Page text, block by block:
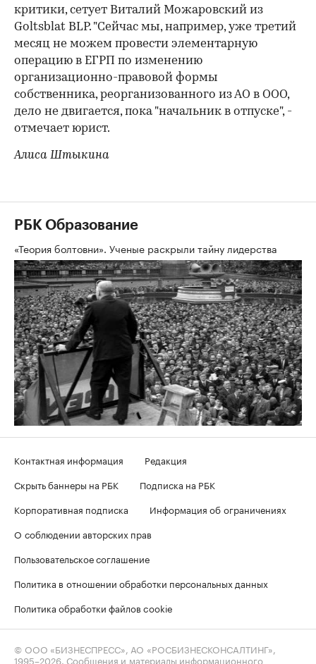
критики, сетует Виталий Можаровский из
Goltsblat BLP. "Сейчас мы, например, уже третий
месяц не можем провести элементарную
операцию в ЕГРП по изменению
организационно-правовой формы
собственника, реорганизованного из АО в ООО,
дело не двигается, пока "начальник в отпуске", -
отмечает юрист.
Алиса Штыкина
РБК Образование
«Теория болтовни». Ученые раскрыли тайну лидерства
Контактная информация
Редакция
Скрыть баннеры на РБК
Подписка на РБК
Корпоративная подписка
Информация об ограничениях
О соблюдении авторских прав
Пользовательское соглашение
Политика в отношении обработки персональных данных
Политика обработки файлов cookie
© ООО «БИЗНЕСПРЕСС», АО «РОСБИЗНЕСКОНСАЛТИНГ»,
1995–2026 . Сообщения и материалы информационного